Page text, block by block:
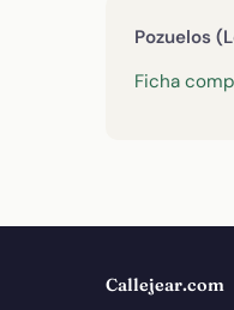
Pozuelos
Ficha
Callejear.com